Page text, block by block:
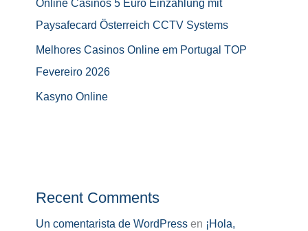
Online Casinos 5 Euro Einzahlung mit
Paysafecard Österreich CCTV Systems
Melhores Casinos Online em Portugal TOP
Fevereiro 2026
Kasyno Online
Recent Comments
Un comentarista de WordPress en ¡Hola,